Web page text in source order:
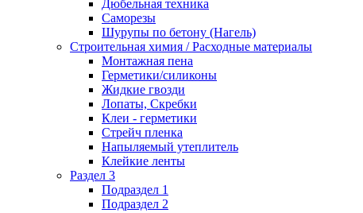
Дюбельная техника
Саморезы
Шурупы по бетону (Нагель)
Строительная химия / Расходные материалы
Монтажная пена
Герметики/силиконы
Жидкие гвозди
Лопаты, Скребки
Клеи - герметики
Стрейч пленка
Напыляемый утеплитель
Клейкие ленты
Раздел 3
Подраздел 1
Подраздел 2